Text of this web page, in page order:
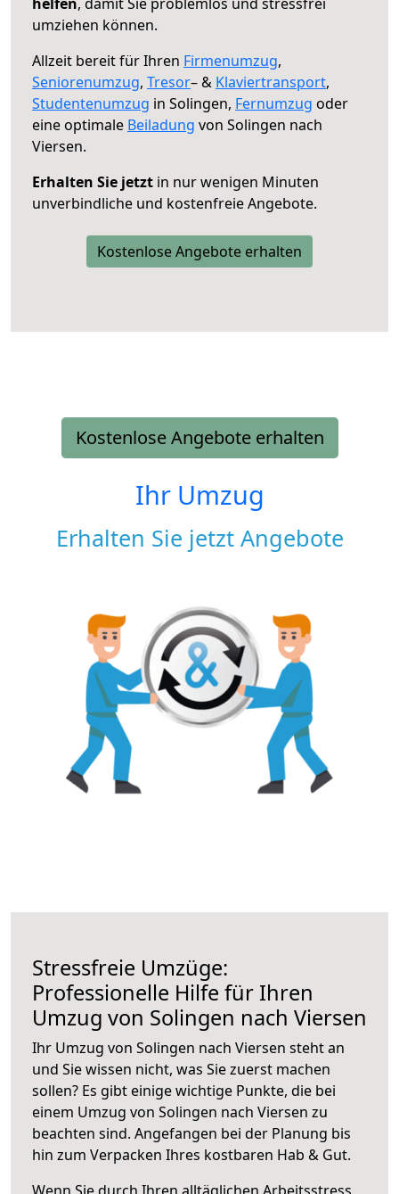
umziehen können.
Allzeit bereit für Ihren Firmenumzug,
Seniorenumzug, Tresor– & Klaviertransport,
Studentenumzug in Solingen, Fernumzug oder
eine optimale Beiladung von Solingen nach
Viersen.
Erhalten Sie jetzt in nur wenigen Minuten
unverbindliche und kostenfreie Angebote.
Kostenlose Angebote erhalten
Kostenlose Angebote erhalten
Ihr Umzug
Erhalten Sie jetzt Angebote
Stressfreie Umzüge:
Professionelle Hilfe für Ihren
Umzug von Solingen nach Viersen
Ihr Umzug von Solingen nach Viersen steht an
und Sie wissen nicht, was Sie zuerst machen
sollen? Es gibt einige wichtige Punkte, die bei
einem Umzug von Solingen nach Viersen zu
beachten sind. Angefangen bei der Planung bis
hin zum Verpacken Ihres kostbaren Hab & Gut.